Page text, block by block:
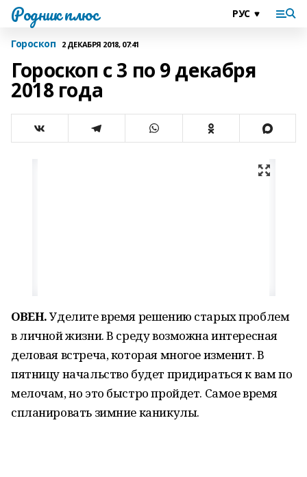
Родник плюс
Гороскоп 2 ДЕКАБРЯ 2018, 07:41
Гороскоп с 3 по 9 декабря
2018 года
ОВЕН.Уделите время решению старых проблем
в личной жизни. В среду возможна интересная
деловая встреча, которая многое изменит. В
пятницу начальство будет придираться к вам по
мелочам, но это быстро пройдет. Самое время
спланировать зимние каникулы.